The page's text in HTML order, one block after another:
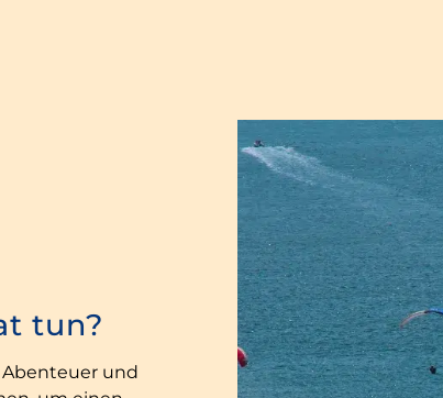
tun?
und